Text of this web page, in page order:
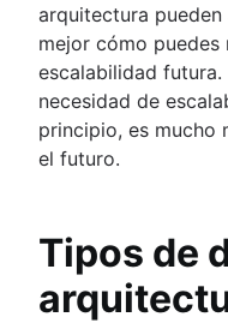
arquitectura
mejor cómo
escalabilidad
necesidad de
principio, es mucho
el futuro.
Tipos de